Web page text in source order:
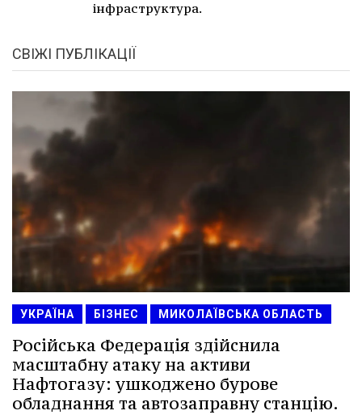
інфраструктура.
СВІЖІ ПУБЛІКАЦІЇ
УКРАЇНА БІЗНЕС МИКОЛАЇВСЬКА ОБЛАСТЬ
Російська Федерація здійснила
масштабну атаку на активи
Нафтогазу: ушкоджено бурове
обладнання та автозаправну станцію.